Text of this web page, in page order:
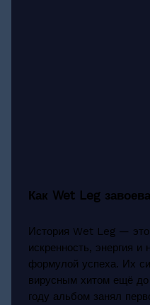
Как Wet Leg
История Wet Leg — это
искренность, энергия и
формулой успеха. Их
вирусным хитом ещё
году альбом занял